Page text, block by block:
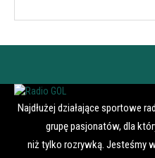
Najdłużej działające sportowe
grupę pasjonatów, dla
niż tylko rozrywką. Jesteśmy